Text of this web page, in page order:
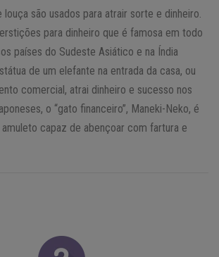
louça são usados para atrair sorte e dinheiro.
para dinheiro que é famosa em todo
países do Sudeste Asiático e na Índia
de um elefante na entrada da casa, ou
comercial, atrai dinheiro e sucesso nos
o “gato financeiro”, Maneki-Neko, é
capaz de abençoar com fartura e